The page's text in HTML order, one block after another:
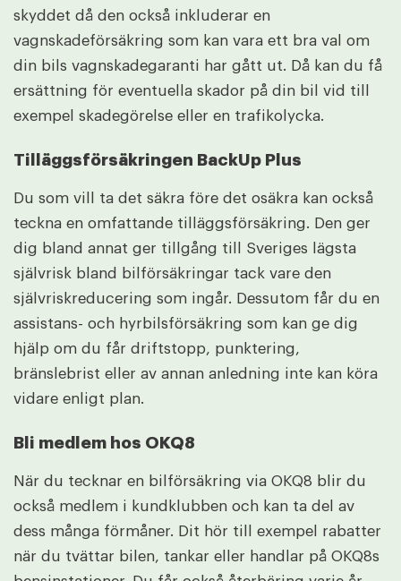
skyddet då den också inkluderar en
vagnskadeförsäkring som kan vara ett bra val om
din bils vagnskadegaranti har gått ut. Då kan du få
ersättning för eventuella skador på din bil vid till
exempel skadegörelse eller en trafikolycka.
Tilläggsförsäkringen BackUp Plus
Du som vill ta det säkra före det osäkra kan också
teckna en omfattande tilläggsförsäkring. Den ger
dig bland annat ger tillgång till Sveriges lägsta
självrisk bland bilförsäkringar tack vare den
självriskreducering som ingår. Dessutom får du en
assistans- och hyrbilsförsäkring som kan ge dig
hjälp om du får driftstopp, punktering,
bränslebrist eller av annan anledning inte kan köra
vidare enligt plan.
Bli medlem hos OKQ8
När du tecknar en bilförsäkring via OKQ8 blir du
också medlem i kundklubben och kan ta del av
dess många förmåner. Dit hör till exempel rabatter
när du tvättar bilen, tankar eller handlar på OKQ8s